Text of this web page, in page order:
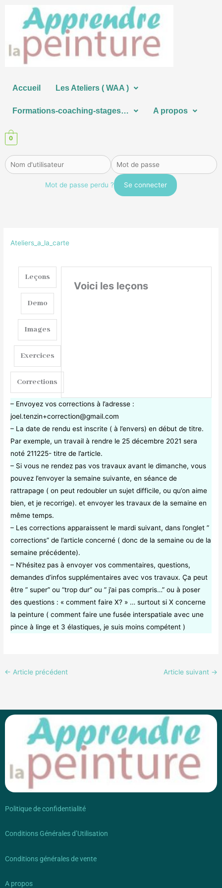
contenu
Accueil Les Ateliers ( WAA )
Formations-coaching-stages… A propos
0
Mot de passe perdu ?
Ateliers_a_la_carte
Leçons
Demo
Images
Exercices
Corrections
Voici les leçons
– Envoyez vos corrections à l’adresse :
joel.tenzin+correction@gmail.com
– La date de rendu est inscrite ( à l’envers) en début de titre.
Par exemple, un travail à rendre le 25 décembre 2021 sera
noté 211225- titre de l’article.
– Si vous ne rendez pas vos travaux avant le dimanche, vous
pouvez l’envoyer la semaine suivante, en séance de
rattrapage ( on peut redoubler un sujet difficile, ou qu’on aime
bien, et je recorrige). et envoyer les travaux de la semaine en
même temps.
– Les corrections apparaissent le mardi suivant, dans l’onglet ”
corrections” de l’article concerné ( donc de la semaine ou de la
semaine précédente).
– N’hésitez pas à envoyer vos commentaires, questions,
demandes d’infos supplémentaires avec vos travaux. Ça peut
être ” super” ou “trop dur” ou ” j’ai pas compris…” ou à poser
des questions : « comment faire X? » … surtout si X concerne
la peinture ( comment faire une fusée interspatiale avec une
pince à linge et 3 élastiques, je suis moins compétent )
← Article précédent Article suivant →
Politique de confidentialité
Conditions Générales d’Utilisation
Conditions générales de vente
A propos